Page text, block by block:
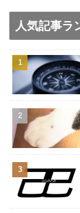
人気記事ラ